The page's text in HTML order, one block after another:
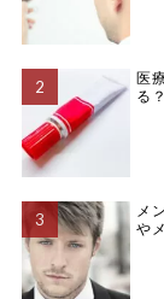
医
る
メ
や